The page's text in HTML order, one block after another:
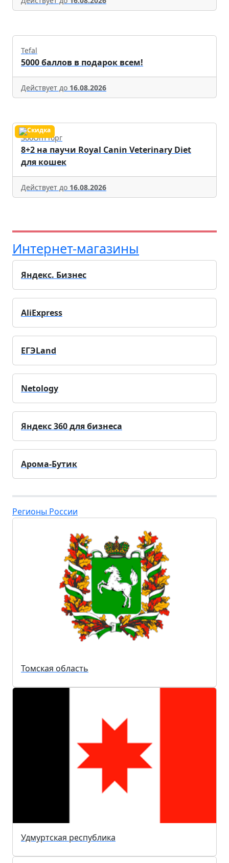
Tefal
5000 баллов в подарок всем!
Действует до 16.08.2026
ЗооОптТорг
8+2 на паучи Royal Canin Veterinary Diet
для кошек
Действует до 16.08.2026
Интернет-магазины
Яндекс. Бизнес
AliExpress
ЕГЭLand
Netology
Яндекс 360 для бизнеса
Арома-Бутик
Регионы России
Томская область
Удмуртская республика